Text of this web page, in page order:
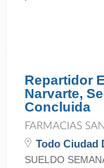
Repartidor
Narvarte,
Concluida
FARMACIAS
Todo Ciudad
SUELDO